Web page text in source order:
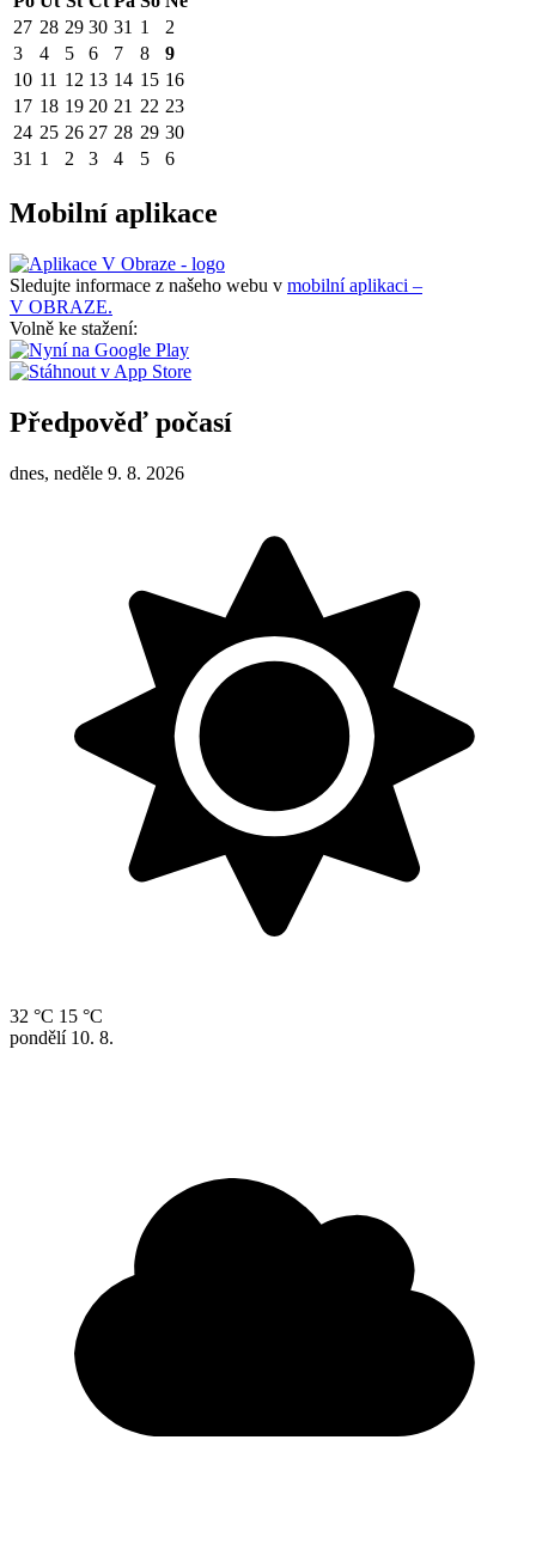
27 28 29 30 31 1
2
3
4 5 6 7 8
9
10 11 12 13 14 15 16
17 18 19 20 21 22 23
24 25 26 27 28 29 30
31 1 2 3 4 5 6
Mobilní aplikace
Sledujte informace z našeho webu v mobilní aplikaci –
V OBRAZE.
Volně ke stažení:
Předpověď počasí
dnes, neděle 9. 8. 2026
32 °C 15 °C
pondělí 10. 8.